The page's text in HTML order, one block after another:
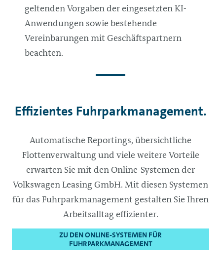
geltenden Vorgaben der eingesetzten KI-
Anwendungen sowie bestehende
Vereinbarungen mit Geschäftspartnern
beachten.
Effizientes Fuhrparkmanagement.
Automatische Reportings, übersichtliche
Flottenverwaltung und viele weitere Vorteile
erwarten Sie mit den Online-Systemen der
Volkswagen Leasing GmbH. Mit diesen Systemen
für das Fuhrparkmanagement gestalten Sie Ihren
Arbeitsalltag effizienter.
ZU DEN ONLINE-SYSTEMEN FÜR
FUHRPARKMANAGEMENT